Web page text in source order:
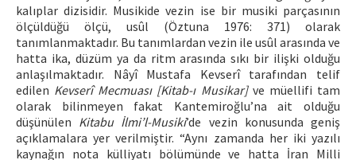
kalıplar dizisidir. Musikide vezin ise bir musiki parçasının
ölçüldüğü ölçü, usûl (Öztuna 1976: 371) olarak
tanımlanmaktadır. Bu tanımlardan vezin ile usûl arasında ve
hatta ika, düzüm ya da ritm arasında sıkı bir ilişki olduğu
anlaşılmaktadır. Nâyî Mustafa Kevserî tarafından telif
edilen Kevserî Mecmuası [Kitab-ı Musikar]ve müellifi tam
olarak bilinmeyen fakat Kantemiroğlu’na ait olduğu
düşünülen Kitabu İlmi’l-Musiki’de vezin konusunda geniş
açıklamalara yer verilmiştir. “Aynı zamanda her iki yazılı
kaynağın nota külliyatı bölümünde ve hatta İran Milli